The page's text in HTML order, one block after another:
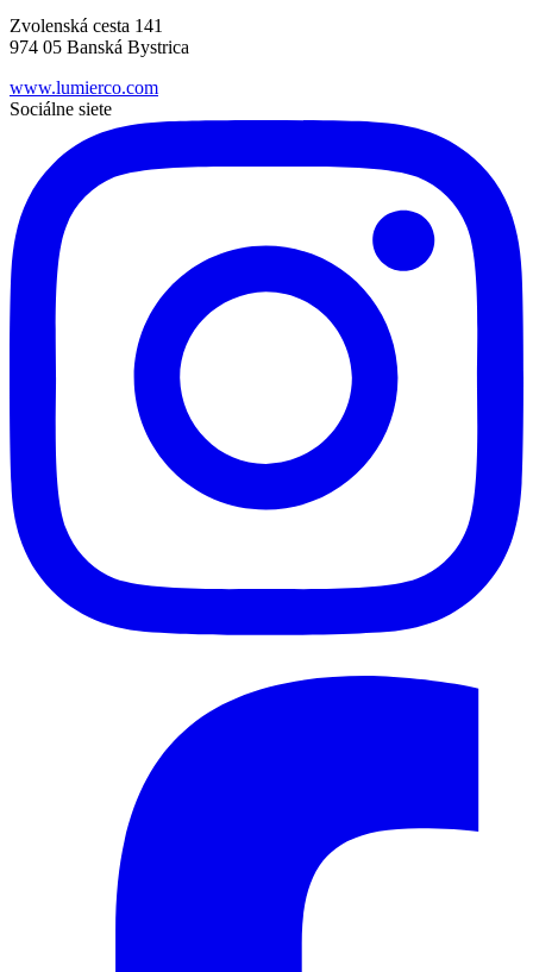
Zvolenská cesta 141
974 05 Banská Bystrica
www.lumierco.com
Sociálne siete